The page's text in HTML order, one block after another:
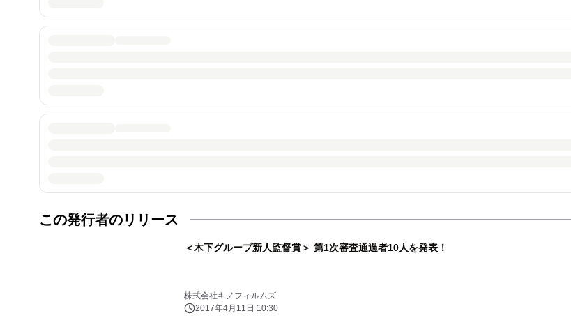
この発行者のリリース
＜木下グループ新人監督賞＞ 第1次審査通過者10人を発表！
株式会社キノフィルムズ
2017年4月11日 10:30